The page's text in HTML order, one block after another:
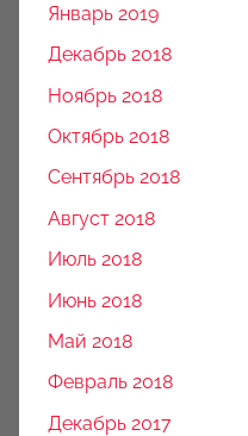
Январь 2019
Декабрь 2018
Ноябрь 2018
Октябрь 2018
Сентябрь 2018
Август 2018
Июль 2018
Июнь 2018
Май 2018
Февраль 2018
Декабрь 2017